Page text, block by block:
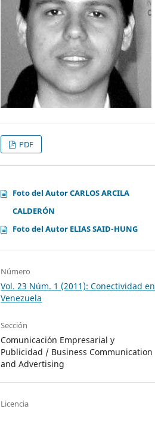
PDF
Foto del Autor CARLOS ARCILA
CALDERÓN
Foto del Autor ELIAS SAID-HUNG
Número
Vol. 23 Núm. 1 (2011): Conectividad en
Venezuela
Sección
Comunicación Empresarial y
Publicidad / Business Communication
and Advertising
Licencia